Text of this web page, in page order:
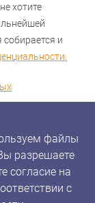
хотите
и
файлы
разрешаете
согласие на
с